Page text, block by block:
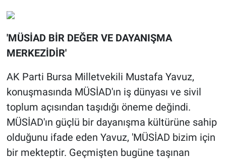
'MÜSİAD BİR DEĞER VE DAYANIŞMA
MERKEZİDİR'
AK Parti Bursa Milletvekili Mustafa Yavuz,
konuşmasında MÜSİAD'ın iş dünyası ve sivil
toplum açısından taşıdığı öneme değindi.
MÜSİAD'ın güçlü bir dayanışma kültürüne sahip
olduğunu ifade eden Yavuz, 'MÜSİAD bizim için
bir mekteptir. Geçmişten bugüne taşınan